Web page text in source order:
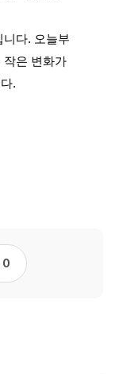
니다. 오늘부
작은 변화가
.
0